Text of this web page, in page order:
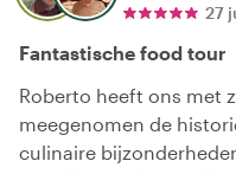
27
Fantastische food tour
Roberto heeft ons met
meegenomen de
culinaire